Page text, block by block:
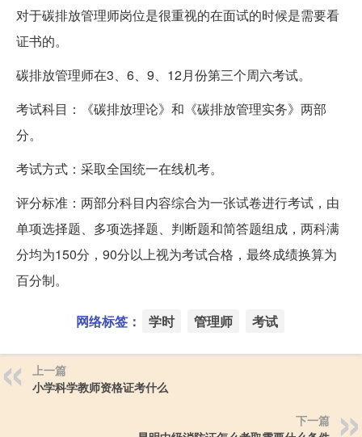
对于碳排放管理师岗位是很重视的在面试的时候是需要看
证书的。
碳排放管理师在3、6、9、12月份第三个周六考试。
考试科目：《碳排放理论》和《碳排放管理实务》两部
分。
考试方式：采取全国统一在线机考。
评分标准：两部分科目内容综合为一张试卷进行考试，由
单项选择题、多项选择题、判断题和简答题组成，两科满
分均为150分，90分以上视为考试合格，最终成绩换算为
百分制。
网络标签： 学时 管理师 考试
上一篇
小学科学教师资格证考什么
下一篇